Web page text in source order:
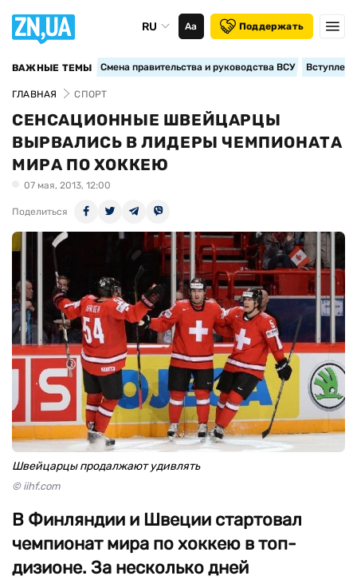
RU Аа Поддержать
ВАЖНЫЕ ТЕМЫ Смена правительства и руководства ВСУ
ГЛАВНАЯ СПОРТ
СЕНСАЦИОННЫЕ ШВЕЙЦАРЦЫ
ВЫРВАЛИСЬ В ЛИДЕРЫ ЧЕМПИОНАТА
МИРА ПО ХОККЕЮ
07 мая, 2013, 12:00
Поделиться
Швейцарцы продалжают удивлять
© iihf.com
В Финляндии и Швеции стартовал
чемпионат мира по хоккею в топ-
дизионе. За несколько дней